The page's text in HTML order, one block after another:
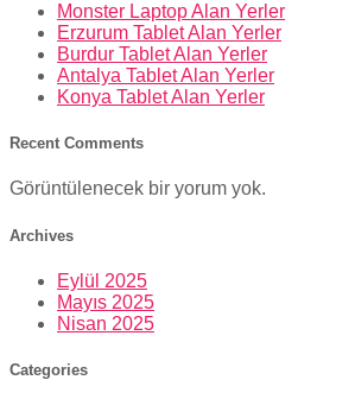
Monster Laptop Alan Yerler
Erzurum Tablet Alan Yerler
Burdur Tablet Alan Yerler
Antalya Tablet Alan Yerler
Konya Tablet Alan Yerler
Recent Comments
Görüntülenecek bir yorum yok.
Archives
Eylül 2025
Mayıs 2025
Nisan 2025
Categories